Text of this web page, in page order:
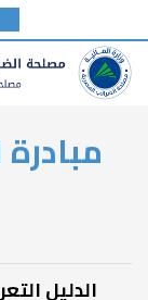
type
الدليل